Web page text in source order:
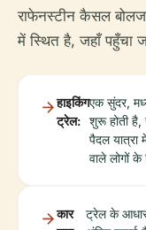
राफेनस्टीन कैसल
में स्थित है, जहाँ पहुँचा
हाइकिंग
ट्रेल:
एक सुंदर,
शुरू होती
पैदल
वाले लोगों
कार
ट्रेल के आधार